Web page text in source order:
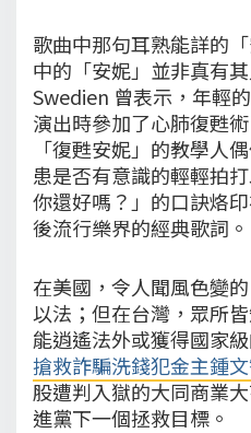
歌曲中那句耳熟能詳的
中的「安妮」並非真有
Swedien 曾表示，年輕
演出時參加了心肺復甦
「復甦安妮」的教學人
患是否有意識的輕輕拍
你還好嗎？」的口訣烙
後流行樂界的經典歌詞。
在美國，令人聞風色變
以法；但在台灣，眾所
能逍遙法外或獲得國家
搶救詐騙洗錢犯金主鍾
股遭判入獄的大同商業
進黨下一個拯救目標。